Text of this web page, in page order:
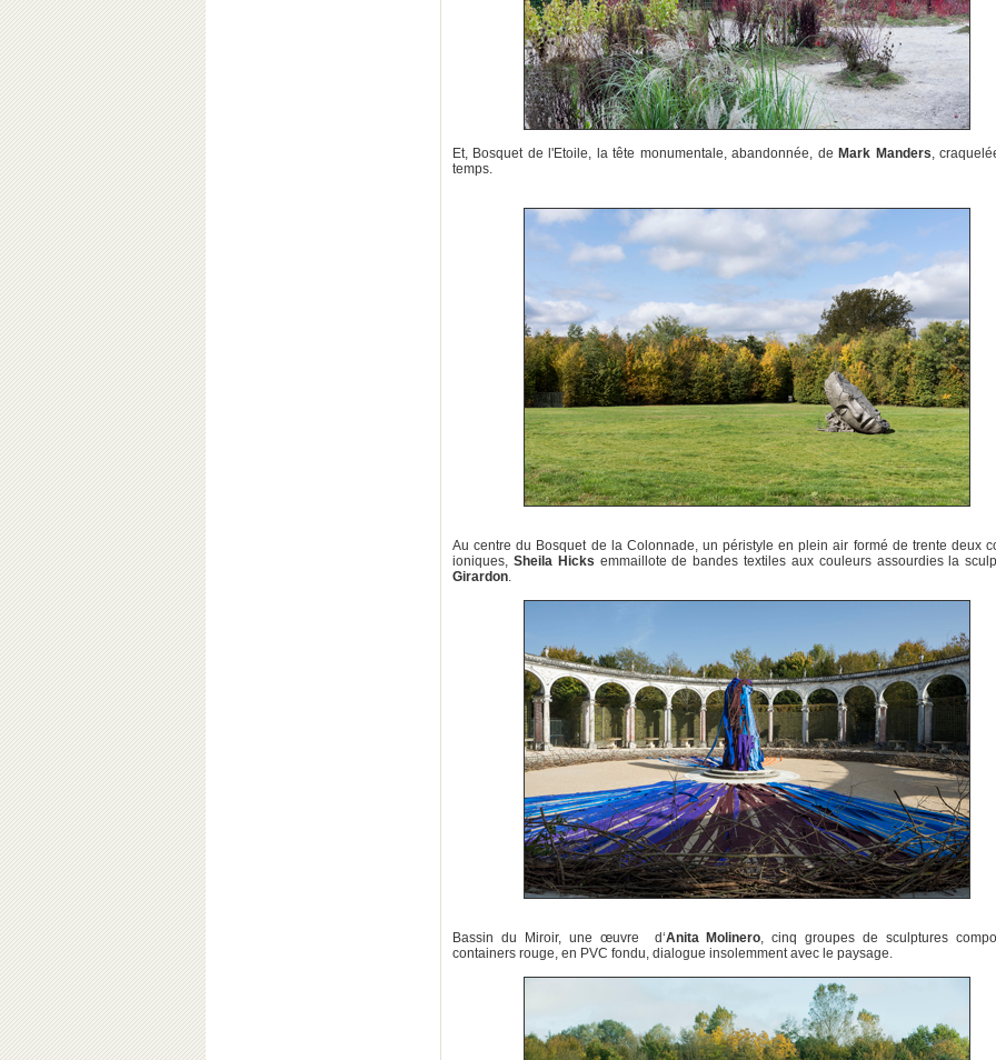
Et, Bosquet de l'Etoile, la tête monumentale, abandonnée, de Mark Manders,
temps.
Au centre du Bosquet de la Colonnade, un péristyle en plein air formé de trente deux
ioniques, Sheila Hicks emmaillote de bandes textiles aux couleurs assourdies la
Girardon.
Bassin du Miroir, une œuvre d‘Anita Molinero, cinq groupes de sculptures
containers rouge, en PVC fondu, dialogue insolemment avec le paysage.